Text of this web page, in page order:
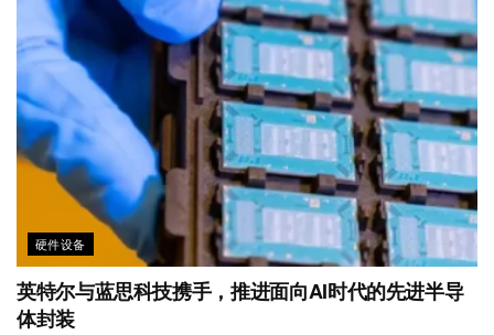
硬件设备
英特尔与蓝思科技携手，推进面向AI时代的先进半导
体封装